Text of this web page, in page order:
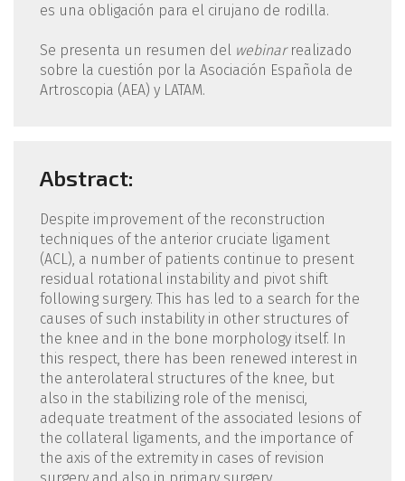
es una obligación para el cirujano de rodilla.
Se presenta un resumen del webinarrealizado
sobre la cuestión por la Asociación Española de
Artroscopia (AEA) y LATAM.
Abstract:
Despite improvement of the reconstruction
techniques of the anterior cruciate ligament
(ACL), a number of patients continue to present
residual rotational instability and pivot shift
following surgery. This has led to a search for the
causes of such instability in other structures of
the knee and in the bone morphology itself. In
this respect, there has been renewed interest in
the anterolateral structures of the knee, but
also in the stabilizing role of the menisci,
adequate treatment of the associated lesions of
the collateral ligaments, and the importance of
the axis of the extremity in cases of revision